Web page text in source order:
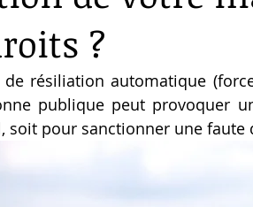
?
résiliation automatique
publique peut provoquer
soit pour sanctionner une